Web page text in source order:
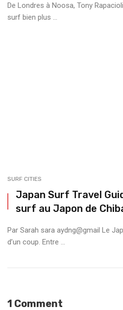
De Londres à Noosa, Tony
surf bien plus ...
SURF CITIES
Japan Surf Travel
surf au Japon de
Par Sarah sara aydng@gmail Le
d’un coup. Entre ...
1 Comment